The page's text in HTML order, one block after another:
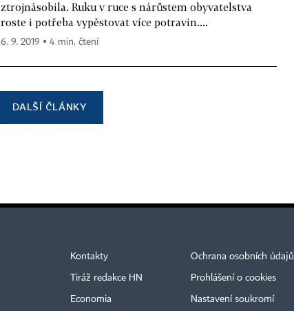
ztrojnásobila. Ruku v ruce s nárůstem obyvatelstva
roste i potřeba vypěstovat více potravin....
6. 9. 2019 ▪ 4 min. čtení
DALŠÍ ČLÁNKY
Kontakty
Tiráž redakce HN
Economia
Ochrana osobních údajů
Prohlášení o cookies
Nastavení soukromí